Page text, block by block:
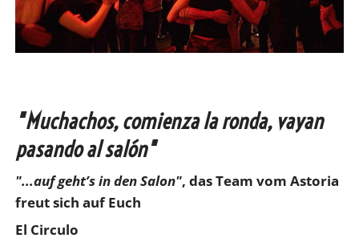
"Muchachos, comienza la ronda, vayan
pasando al salón"
"...auf geht’s in den Salon", das Team vom Astoria
freut sich auf Euch
El Circulo